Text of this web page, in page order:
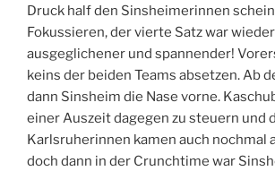
Druck half den Sinsheimerinnen
Fokussieren, der vierte Satz war
ausgeglichener und spannender!
keins der beiden Teams absetzen. Ab
dann Sinsheim die Nase vorne.
einer Auszeit dagegen zu steuern und
Karlsruherinnen kamen auch nochmal
doch dann in der Crunchtime war